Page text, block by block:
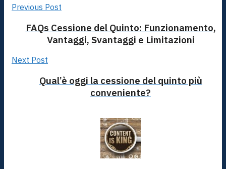
Previous Post
FAQs Cessione del Quinto: Funzionamento,
Vantaggi, Svantaggi e Limitazioni
Next Post
Qual’è oggi la cessione del quinto più
conveniente?